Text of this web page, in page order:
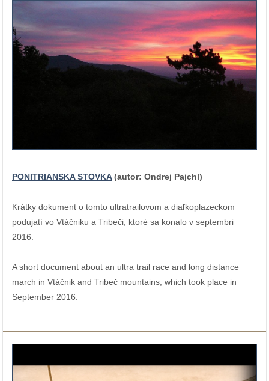
PONITRIANSKA STOVKA(autor: Ondrej Pajchl)
Krátky dokument o tomto ultratrailovom a diaľkoplazeckom
podujatí vo Vtáčniku a Tribeči, ktoré sa konalo v septembri
2016.
A short document about an ultra trail race and long distance
march in Vtáčnik and Tribeč mountains, which took place in
September 2016.